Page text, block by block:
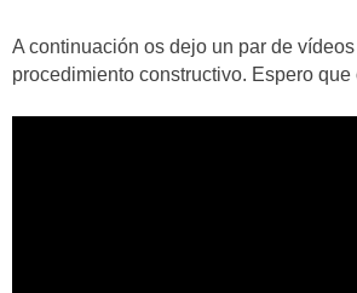
A continuación os dejo un par de
procedimiento constructivo. Espero que